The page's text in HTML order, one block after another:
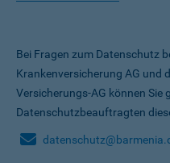
Bei Fragen zum Datenschutz
Krankenversicherung AG und
Versicherungs-AG können Sie
Datenschutzbeauftragten